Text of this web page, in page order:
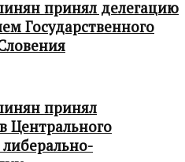
принял делегацию
Государственного
принял
Центрального